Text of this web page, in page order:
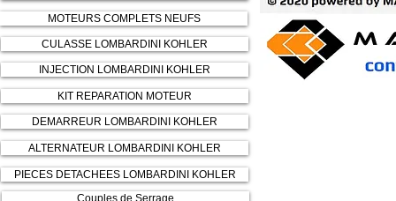
MOTEURS COMPLETS NEUFS
CULASSE LOMBARDINI KOHLER
INJECTION LOMBARDINI KOHLER
KIT REPARATION MOTEUR
DEMARREUR LOMBARDINI KOHLER
ALTERNATEUR LOMBARDINI KOHLER
PIECES DETACHEES LOMBARDINI KOHLER
Couples de Serrage